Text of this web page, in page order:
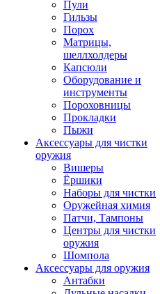
Пули
Гильзы
Порох
Матрицы,
шеллхолдеры
Капсюли
Оборудование и
инструменты
Пороховницы
Прокладки
Пыжи
Аксессуары для чистки
оружия
Вишеры
Ёршики
Наборы для чистки
Оружейная химия
Патчи, Тампоны
Центры для чистки
оружия
Шомпола
Аксессуары для оружия
Антабки